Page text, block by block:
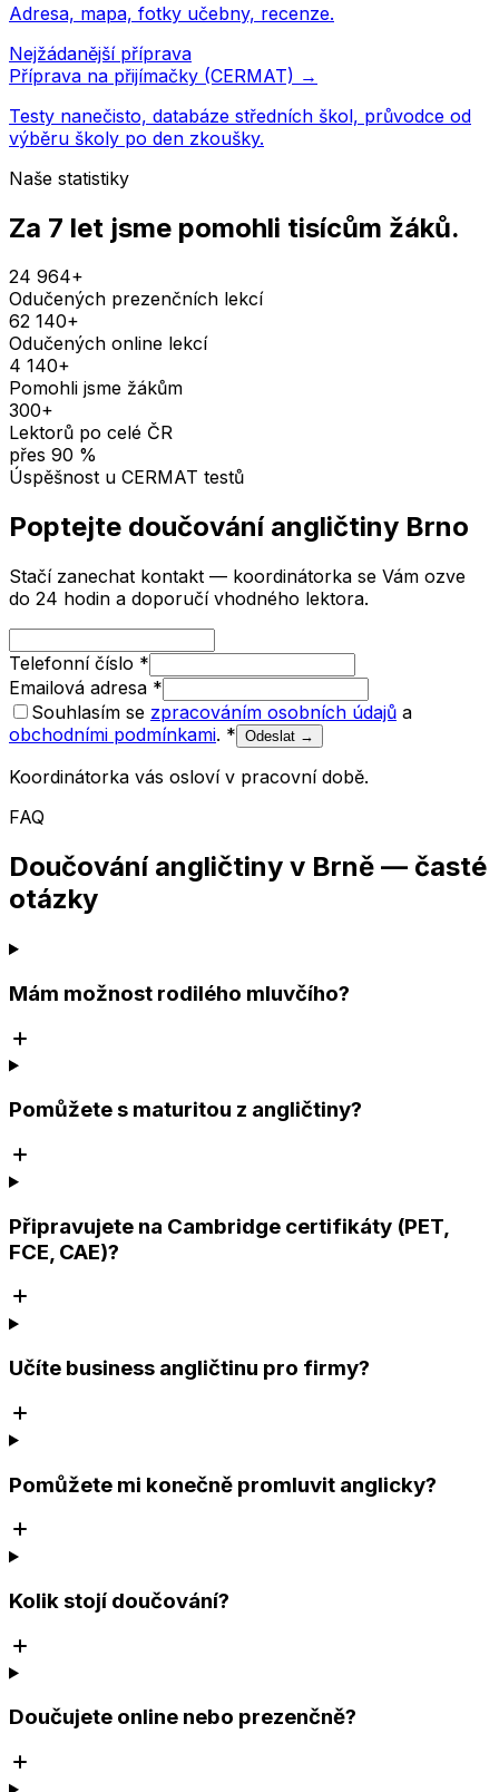
Adresa, mapa, fotky učebny, recenze.
Nejžádanější příprava
Příprava na přijímačky (CERMAT) →
Testy nanečisto, databáze středních škol, průvodce od
výběru školy po den zkoušky.
Naše statistiky
Za 7 let jsme pomohli tisícům žáků.
24 964+
Odučených prezenčních lekcí
62 140+
Odučených online lekcí
4 140+
Pomohli jsme žákům
300+
Lektorů po celé ČR
přes 90 %
Úspěšnost u CERMAT testů
Poptejte doučování angličtiny Brno
Stačí zanechat kontakt — koordinátorka se Vám ozve
do 24 hodin a doporučí vhodného lektora.
Telefonní číslo *
Emailová adresa *
Souhlasím se zpracováním osobních údajů a
obchodními podmínkami. * Odeslat →
Koordinátorka vás osloví v pracovní době.
FAQ
Doučování angličtiny v Brně — časté
otázky
Mám možnost rodilého mluvčího?
Pomůžete s maturitou z angličtiny?
Připravujete na Cambridge certifikáty (PET,
FCE, CAE)?
Učíte business angličtinu pro firmy?
Pomůžete mi konečně promluvit anglicky?
Kolik stojí doučování?
Doučujete online nebo prezenčně?